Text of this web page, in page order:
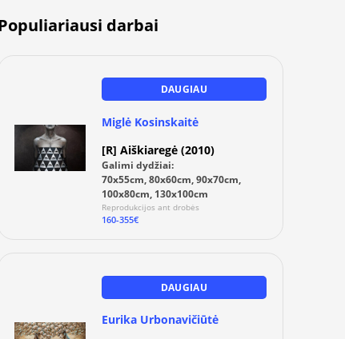
darbai
DAUGIAU
Miglė Kosinskaitė
[R] Aiškiaregė (2010)
Galimi dydžiai:
70x55cm, 80x60cm, 90x70cm,
100x80cm, 130x100cm
Reprodukcijos ant drobės
160-355€
DAUGIAU
Eurika Urbonavičiūtė